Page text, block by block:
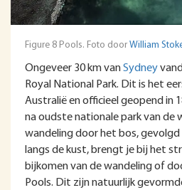
Figure 8 Pools. Foto door William
Ongeveer 30 km vanSydney
Royal National Park. Dit is het
Australië en officieel geopend in
na oudste nationale park van de
wandeling door het bos, gevolgd
langs de kust, brengt je bij het
bijkomen van de wandeling of
Pools. Dit zijn natuurlijk